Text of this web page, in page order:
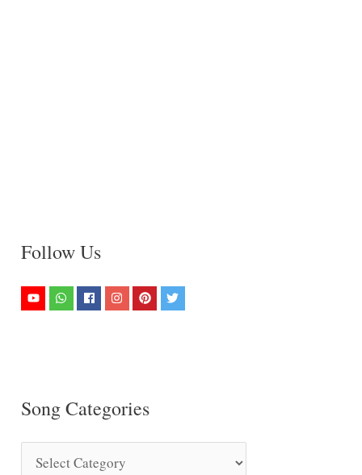
Follow Us
Song Categories